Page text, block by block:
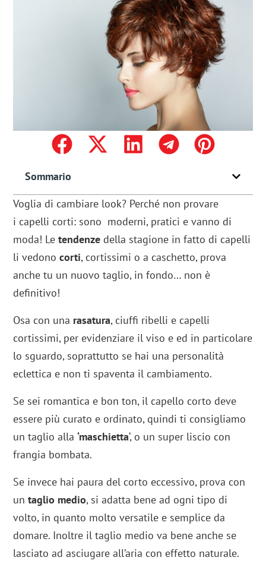
Sommario
Voglia di cambiare look? Perché non provare
i capelli corti: sono moderni, pratici e vanno di
moda! Letendenze della stagione in fatto di capelli
li vedonocorti, cortissimi o a caschetto, prova
anche tu un nuovo taglio, in fondo… non è
definitivo!
Osa con una rasatura, ciuffi ribelli e capelli
cortissimi, per evidenziare il viso e ed in particolare
lo sguardo, soprattutto se hai una personalità
eclettica e non ti spaventa il cambiamento.
Se sei romantica e bon ton, il capello corto deve
essere più curato e ordinato, quindi ti consigliamo
un taglio alla‘maschietta‘, o un super liscio con
frangia bombata.
Se invece hai paura del corto eccessivo, prova con
untaglio medio, si adatta bene ad ogni tipo di
volto, in quanto molto versatile e semplice da
domare. Inoltre il taglio medio va bene anche se
lasciato ad asciugare all’aria con effetto naturale.